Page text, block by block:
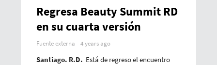
Regresa Beauty Summit RD
en su cuarta versión
Fuente externa 4 years ago
Santiago. R.D. Está de regreso el encuentro